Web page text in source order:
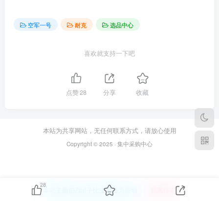
空军一号 耐克 选品中心
喜欢就支持一下吧
点赞28 分享 收藏
本站为共享网站，无任何联系方式，请放心使用
Copyright © 2025 · 集中采购中心
28
本站主题由Zibll子比主题强力驱动